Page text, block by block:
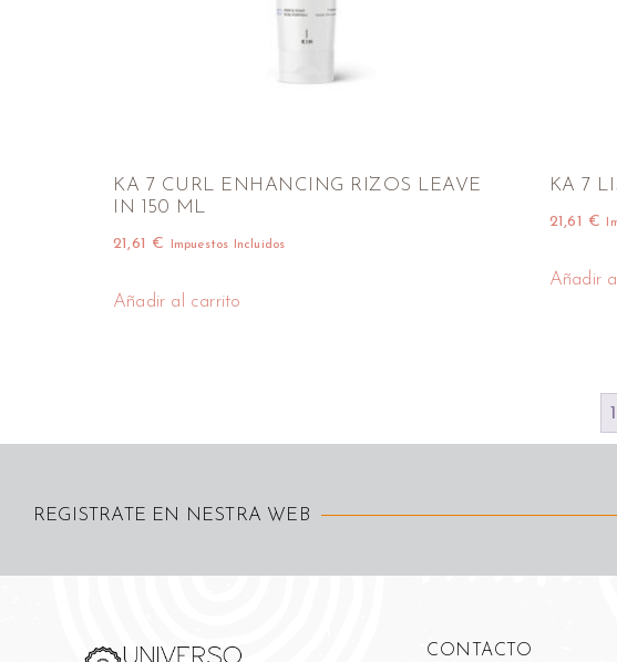
KA 7 CURL ENHANCING RIZOS LEAVE
IN 150 ML
21,61 € Impuestos Incluidos
Añadir al carrito
KA 7
21,61 €
Añadir
1
REGISTRATE EN NESTRA WEB
CONTACTO